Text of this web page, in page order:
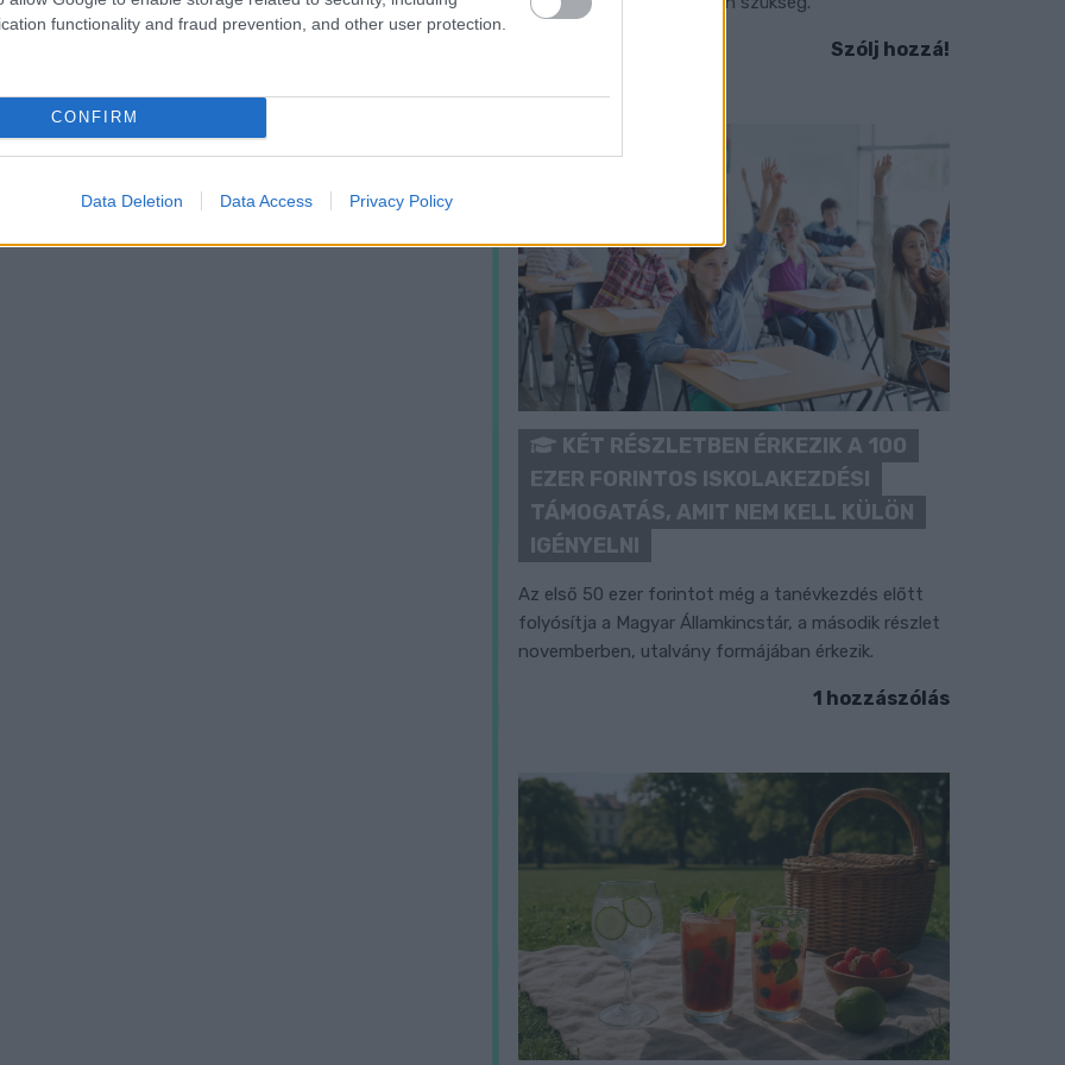
functionality and fraud prevention, and other user protection.
CONFIRM
Data Deletion Data Access Privacy Policy
Szólj hozzá!
KÉT RÉSZLETBEN ÉRKEZIK A 100
EZER FORINTOS ISKOLAKEZDÉSI
TÁMOGATÁS, AMIT NEM KELL KÜLÖN
IGÉNYELNI
Az első 50 ezer forintot még a tanévkezdés előtt
folyósítja a Magyar Államkincstár, a második részlet
novemberben, utalvány formájában érkezik.
1 hozzászólás